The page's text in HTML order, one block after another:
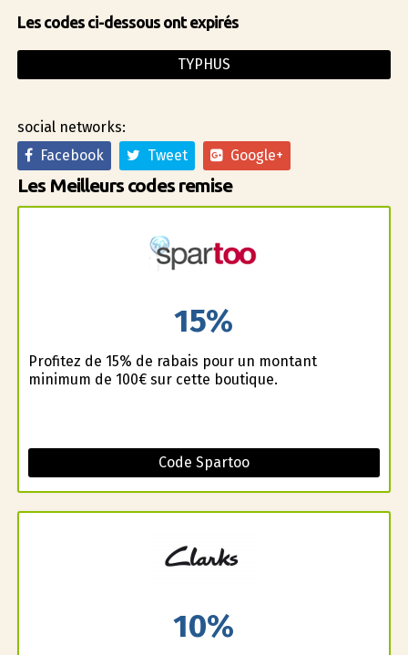
Les codes ci-dessous ont expirés
TYPHUS
social networks:
Facebook
Tweet Google+
Les Meilleurs codes remise
15%
Profitez de 15% de rabais pour un montant
minimum de 100€ sur cette boutique.
Code Spartoo
10%